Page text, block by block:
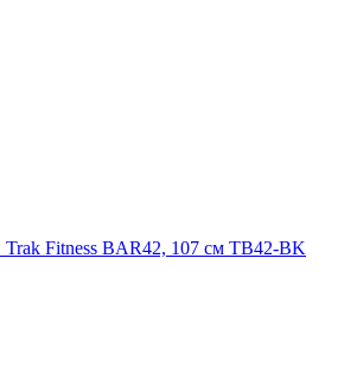
Trak Fitness BAR42, 107 см TB42-BK